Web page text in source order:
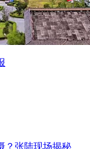
？张陆现场揭秘